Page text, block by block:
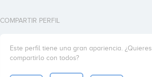
COMPARTIR PERFIL
Este perfil tiene una gran apariencia. ¿Quieres
compartirlo con todos?